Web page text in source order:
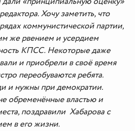
Хочу заметить, что
коммунистической партии,
же рвением и усердием
КПСС. Некоторые даже
и приобрели в своё время
переобуваются ребята.
и нужны при демократии.
обременённые властью и
поздравили Хабарова с
в его жизни.